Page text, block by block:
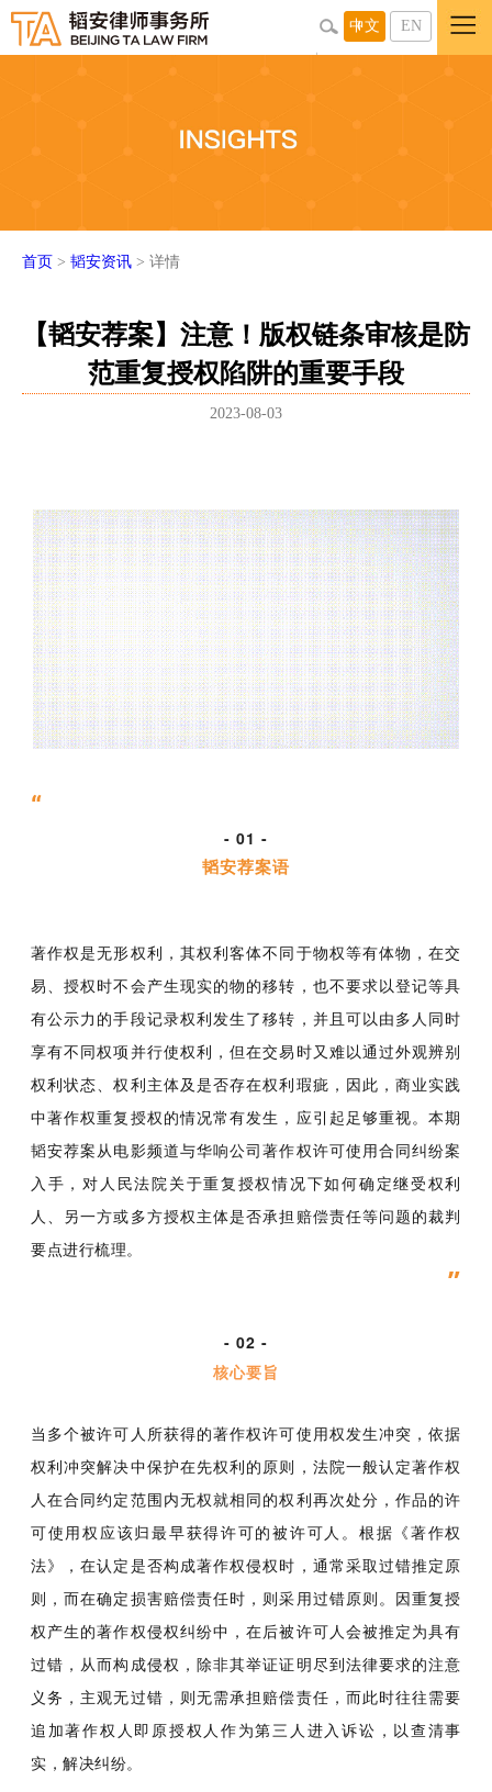
中文 EN
首页 > 韬安资讯 > 详情
【韬安荐案】注意！版权链条审核是防
范重复授权陷阱的重要手段
2023-08-03
“
- 01 -
韬安荐案语
著作权是无形权利，其权利客体不同于物权等有体物，在交
易、授权时不会产生现实的物的移转，也不要求以登记等具
有公示力的手段记录权利发生了移转，并且可以由多人同时
享有不同权项并行使权利，但在交易时又难以通过外观辨别
权利状态、权利主体及是否存在权利瑕疵，因此，商业实践
中著作权重复授权的情况常有发生，应引起足够重视。本期
韬安荐案从电影频道与华响公司著作权许可使用合同纠纷案
入手，对人民法院关于重复授权情况下如何确定继受权利
人、另一方或多方授权主体是否承担赔偿责任等问题的裁判
要点进行梳理。
”
- 02 -
核心要旨
当多个被许可人所获得的著作权许可使用权发生冲突，依据
权利冲突解决中保护在先权利的原则，法院一般认定著作权
人在合同约定范围内无权就相同的权利再次处分，作品的许
可使用权应该归最早获得许可的被许可人。根据《著作权
法》，在认定是否构成著作权侵权时，通常采取过错推定原
则，而在确定损害赔偿责任时，则采用过错原则。因重复授
权产生的著作权侵权纠纷中，在后被许可人会被推定为具有
过错，从而构成侵权，除非其举证证明尽到法律要求的注意
义务，主观无过错，则无需承担赔偿责任，而此时往往需要
追加著作权人即原授权人作为第三人进入诉讼，以查清事
实，解决纠纷。